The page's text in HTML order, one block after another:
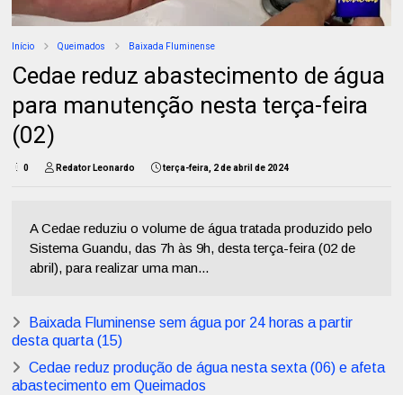
Início Queimados Baixada Fluminense
Cedae reduz abastecimento de água
para manutenção nesta terça-feira
(02)
0 Redator Leonardo terça-feira, 2 de abril de 2024
A Cedae reduziu o volume de água tratada produzido pelo
Sistema Guandu, das 7h às 9h, desta terça-feira (02 de
abril), para realizar uma man...
Baixada Fluminense sem água por 24 horas a partir
desta quarta (15)
Cedae reduz produção de água nesta sexta (06) e afeta
abastecimento em Queimados